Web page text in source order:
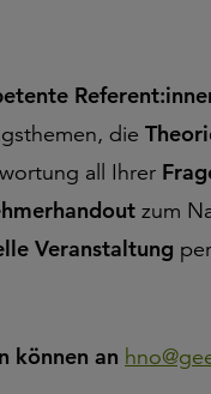
die
all Ihrer
zum
Veranstaltung
können an